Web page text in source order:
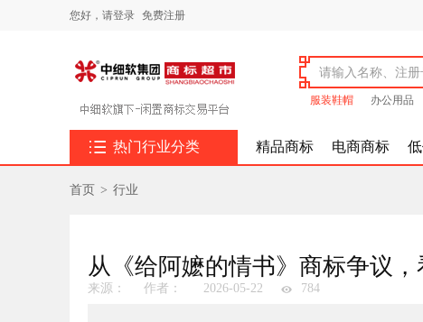
您好， 请登录 免费注册
服装鞋帽 办公用品
 热门行业分类 精品商标 电商商标
首页 > 行业
从《给阿嬷的情书》商标争议
来源： 作者： 2026-05-22 784